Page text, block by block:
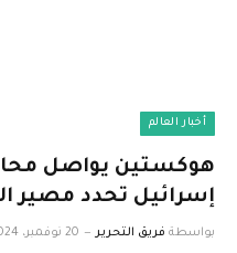
أخبار العالم
هوكستين يواصل
إسرائيل تحدد مصير
بواسطة فريق التحرير 20 نوفمبر، 2024